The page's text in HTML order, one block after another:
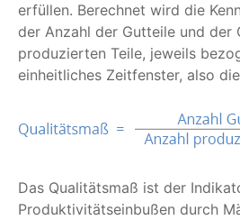
erfüllen. Berechnet wird die
der Anzahl der Gutteile und der
produzierten Teile, jeweils
einheitliches Zeitfenster, also
Das Qualitätsmaß ist der
Produktivitätseinbußen durch